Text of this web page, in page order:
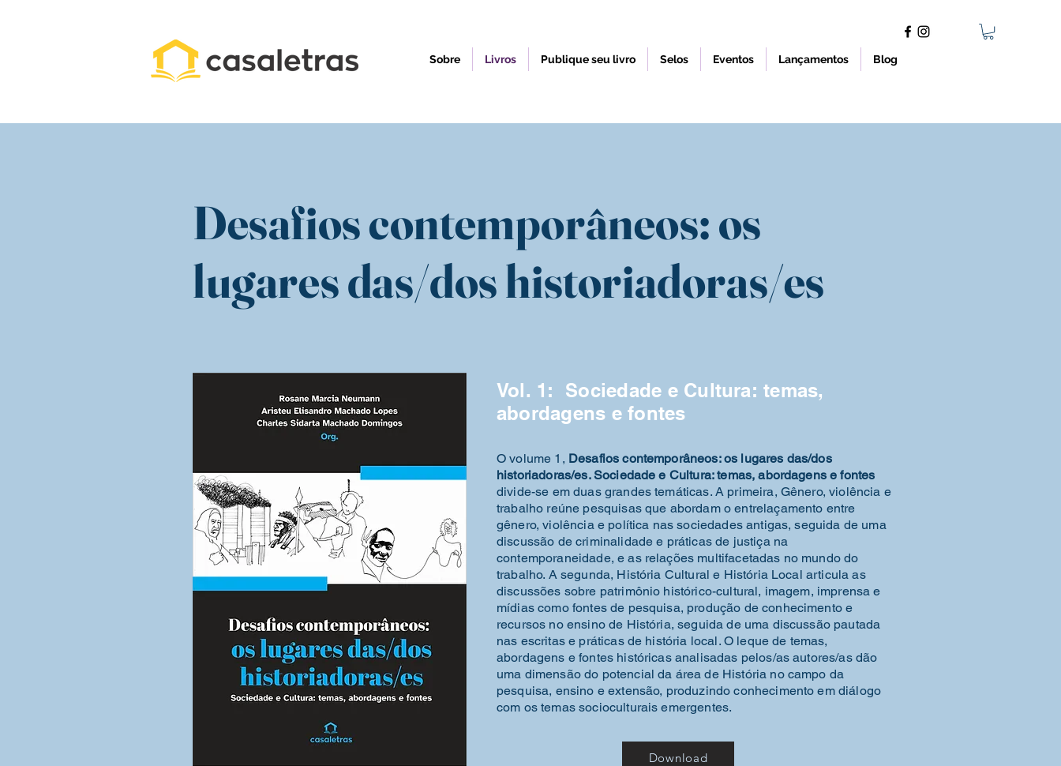
Sobre Livros Publique seu livro Selos Eventos Lançamentos Blog
Desafios contemporâneos: os
lugares das/dos historiadoras/es
Vol. 1: Sociedade e Cultura: temas,
abordagens e fontes
O volume 1, Desafios contemporâneos: os lugares das/dos
historiadoras/es. Sociedade e Cultura: temas, abordagens e fontes
divide-se em duas grandes temáticas. A primeira, Gênero, violência e
trabalho reúne pesquisas que abordam o entrelaçamento entre
gênero, violência e política nas sociedades antigas, seguida de uma
discussão de criminalidade e práticas de justiça na
contemporaneidade, e as relações multifacetadas no mundo do
trabalho. A segunda, História Cultural e História Local articula as
discussões sobre patrimônio histórico-cultural, imagem, imprensa e
mídias como fontes de pesquisa, produção de conhecimento e
recursos no ensino de História, seguida de uma discussão pautada
nas escritas e práticas de história local. O leque de temas,
abordagens e fontes históricas analisadas pelos/as autores/as dão
uma dimensão do potencial da área de História no campo da
pesquisa, ensino e extensão, produzindo conhecimento em diálogo
com os temas socioculturais emergentes.
Download